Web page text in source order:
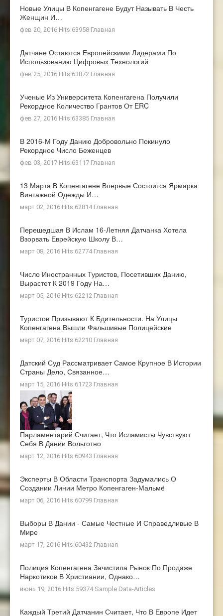
Новые Улицы В Копенгагене Будут Называть В Честь
Женщин И…
фев 20, 2016 Hits:63958 Главная
Датчане Остаются Европейскими Лидерами По
Использованию Цифровых Технологий
фев 25, 2016 Hits:63872 Главная
Ученые Из Университета Копенгагена Получили
Рекордное Количество Грантов От ERC
фев 27, 2016 Hits:63385 Главная
В 2016-М Году Данию Добровольно Покинуло
Рекордное Число Беженцев
фев 03, 2017 Hits:63117 Главная
13 Марта В Копенгагене Впервые Состоится Ярмарка
Винтажной Одежды И…
март 02, 2016 Hits:62814 Главная
Перешедшая В Ислам 16-Летняя Датчанка Хотела
Взорвать Еврейскую Школу В…
март 08, 2016 Hits:62774 Главная
Число Иностранных Туристов, Посетивших Данию,
Вырастет К 2019 Году На…
март 05, 2016 Hits:62212 Главная
Туристов Призывают К Бдительности. На Улицы
Копенгагена Вышли Фальшивые Полицейские
март 07, 2016 Hits:62210 Главная
Датский Суд Рассматривает Самое Крупное В Истории
Страны Дело, Связанное…
март 15, 2016 Hits:61723 Главная
Парламентарий Считает, Что Исламисты Чувствуют
Себя В Дании Вольготно
март 12, 2016 Hits:60943 Главная
Эксперты В Области Транспорта Задумались О
Создании Линии Метро Копенгаген-Мальмё
март 06, 2016 Hits:60799 Главная
Выборы В Дании - Самые Честные И Справедливые В
Мире
март 17, 2016 Hits:60432 Главная
Полиция Копенгагена Зачистила Рынок По Продаже
Наркотиков В Христиании, Однако…
июнь 19, 2016 Hits:59374 Sample Data-Articles
Каждый Третий Датчанин Считает, Что В Европе Идет